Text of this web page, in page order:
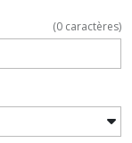
(0 caractères)